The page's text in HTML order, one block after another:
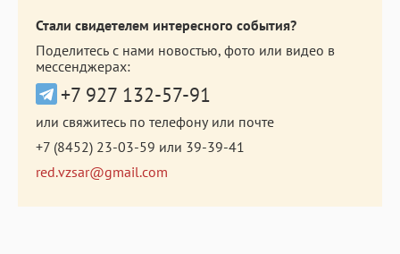
Стали свидетелем интересного события?
Поделитесь с нами новостью, фото или видео в
мессенджерах:
+7 927 132-57-91
или свяжитесь по телефону или почте
+7 (8452) 23-03-59 или 39-39-41
red.vzsar@gmail.com